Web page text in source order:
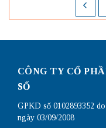
CÔNG TY CỔ
SỐ
GPKD số 0102893352
ngày 03/09/2008